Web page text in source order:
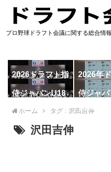
プロ野球ドラフト会議に関する総合情
2026ドラフト指
名予想
2026年
候補
侍ジャパンU18
代表
侍ジャ
代表
ホーム タグ : 沢田吉伸
沢田吉伸